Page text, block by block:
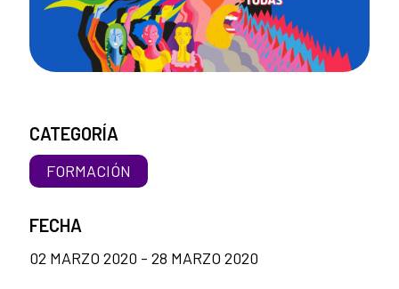
CATEGORÍA
FORMACIÓN
FECHA
02 MARZO 2020 - 28 MARZO 2020